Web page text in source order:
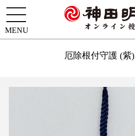
厄除根付守護 (紫)